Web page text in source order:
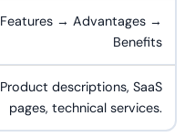
Features → Advantages →
Benefits
Product descriptions, SaaS
pages, technical services.